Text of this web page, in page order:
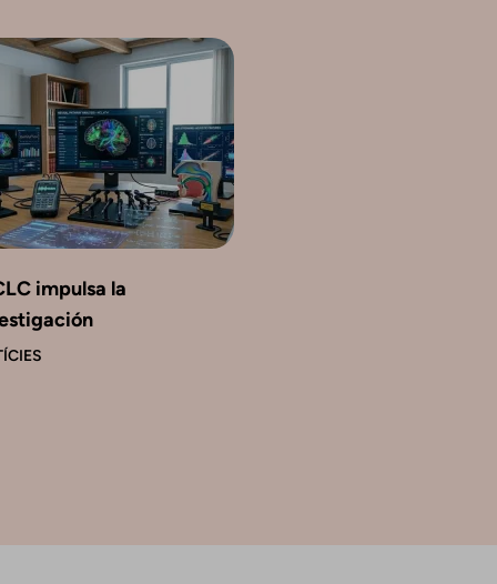
impulsa la